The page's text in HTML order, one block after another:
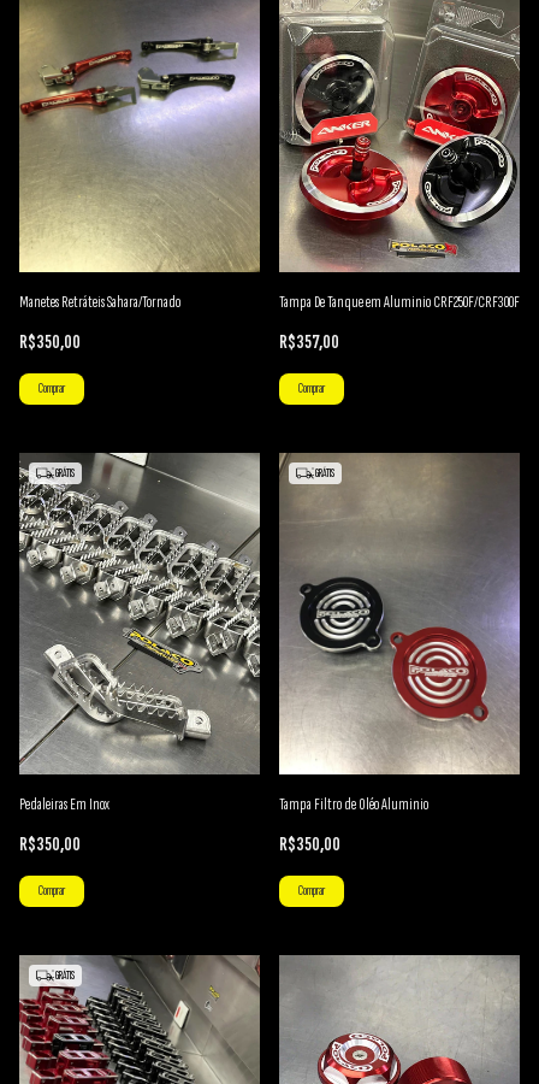
Manetes Retráteis Sahara/Tornado
R$350,00
Comprar
Tampa De Tanque em Aluminio CRF250F/CRF300F
R$357,00
Comprar
GRÁTIS
Pedaleiras Em Inox
R$350,00
GRÁTIS
Tampa Filtro de Oléo Aluminio
R$350,00
Comprar
GRÁTIS